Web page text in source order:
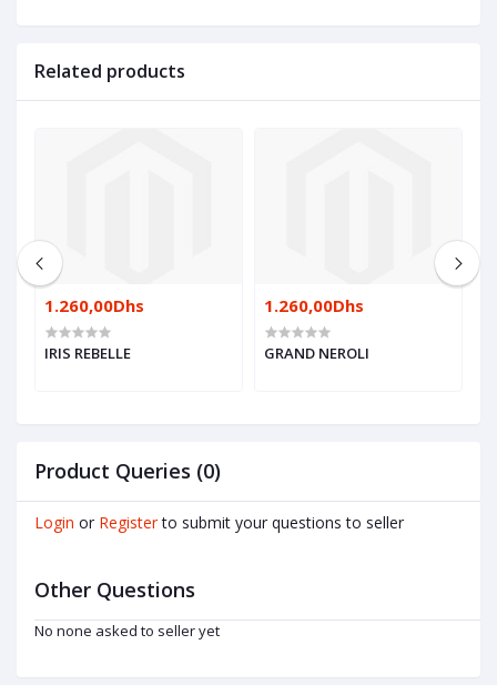
Related products
1.260,00Dhs
IRIS REBELLE
1.260,00Dhs
GRAND NEROLI
Product Queries (0)
Login or Register to submit your questions to seller
Other Questions
No none asked to seller yet